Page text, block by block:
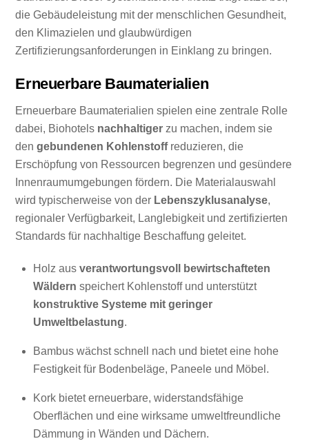
die Gebäudeleistung mit der menschlichen Gesundheit,
den Klimazielen und glaubwürdigen
Zertifizierungsanforderungen in Einklang zu bringen.
Erneuerbare Baumaterialien
Erneuerbare Baumaterialien spielen eine zentrale Rolle
dabei, Biohotels nachhaltiger zu machen, indem sie
dengebundenen Kohlenstoffreduzieren, die
Erschöpfung von Ressourcen begrenzen und gesündere
Innenraumumgebungen fördern. Die Materialauswahl
wird typischerweise von der Lebenszyklusanalyse,
regionaler Verfügbarkeit, Langlebigkeit und zertifizierten
Standards für nachhaltige Beschaffung geleitet.
Holz aus verantwortungsvoll bewirtschafteten
Wäldern speichert Kohlenstoff und unterstützt
konstruktive Systeme mit geringer
Umweltbelastung.
Bambus wächst schnell nach und bietet eine hohe
Festigkeit für Bodenbeläge, Paneele und Möbel.
Kork bietet erneuerbare, widerstandsfähige
Oberflächen und eine wirksame umweltfreundliche
Dämmung in Wänden und Dächern.